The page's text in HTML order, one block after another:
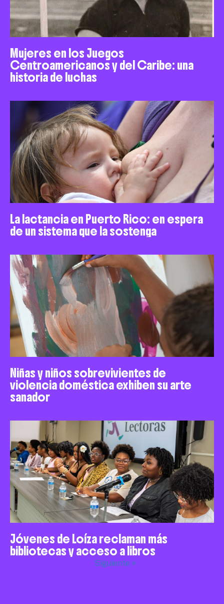
Mujeres en los Juegos
Centroamericanos y del Caribe: una
historia de luchas
La lactancia en Puerto Rico: en espera
de un sistema que la sostenga
Niñas y niños sobrevivientes de
violencia doméstica exhiben su arte
sanador
Jóvenes de Loíza reclaman más
bibliotecas y acceso a libros
Siguiente »